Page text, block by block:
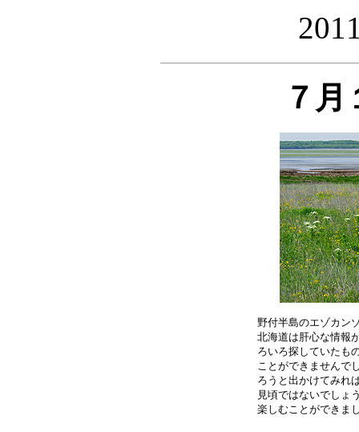
７
野付半島のエゾカン
北海道は肝心な情報
ろいろ探していたも
ことができませんで
ろうと出かけてみれ
見頃ではないでしょ